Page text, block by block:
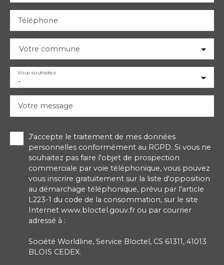
Téléphone
Votre commune
-
Vous souhaitez
Votre message
J'accepte le traitement de mes données
personnelles conformément au RGPD. Si vous ne
souhaitez pas faire l'objet de prospection
commerciale par voie téléphonique, vous pouvez
vous inscrire gratuitement sur la liste d'opposition
au démarchage téléphonique, prévu par l'article
L223-1 du code de la consommation, sur le site
Internet www.bloctel.gouv.fr ou par courrier
adressé à :
Société Worldline, Service Bloctel, CS 61311, 41013
BLOIS CEDEX.